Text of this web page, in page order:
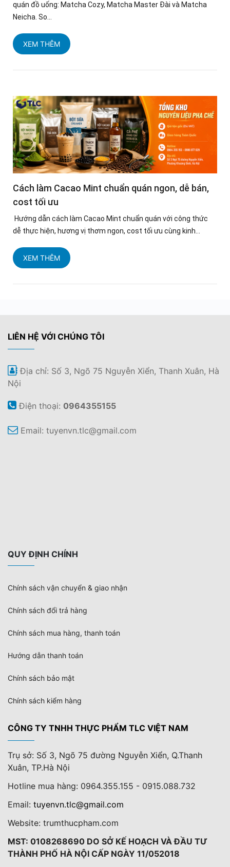
quán đồ uống: Matcha Cozy, Matcha Master Đài và Matcha
Neicha. So...
XEM THÊM
Cách làm Cacao Mint chuẩn quán ngon, dễ bán,
cost tối ưu
Hướng dẫn cách làm Cacao Mint chuẩn quán với công thức
dễ thực hiện, hương vị thơm ngon, cost tối ưu cùng kinh...
XEM THÊM
LIÊN HỆ VỚI CHÚNG TÔI
Địa chỉ: Số 3, Ngõ 75 Nguyễn Xiển, Thanh Xuân, Hà
Nội
Điện thoại: 0964355155
Email: tuyenvn.tlc@gmail.com
QUY ĐỊNH CHÍNH
Chính sách vận chuyển & giao nhận
Chính sách đổi trả hàng
Chính sách mua hàng, thanh toán
Hướng dẫn thanh toán
Chính sách bảo mật
Chính sách kiểm hàng
CÔNG TY TNHH THỰC PHẨM TLC VIỆT NAM
Trụ sở: Số 3, Ngõ 75 đường Nguyễn Xiển, Q.Thanh
Xuân, TP.Hà Nội
Hotline mua hàng: 0964.355.155 - 0915.088.732
Email: tuyenvn.tlc@gmail.com
Website: trumthucpham.com
MST: 0108268690 DO SỞ KẾ HOẠCH VÀ ĐẦU TƯ
THÀNH PHỐ HÀ NỘI CẤP NGÀY 11/052018